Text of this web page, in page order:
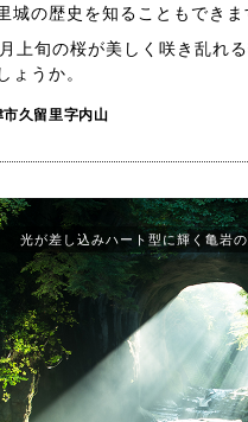
城の歴史を知ることもできま
上旬の桜が美しく咲き乱れ
ょうか。
久留里字内山
光が差し込みハート型に輝く亀岩